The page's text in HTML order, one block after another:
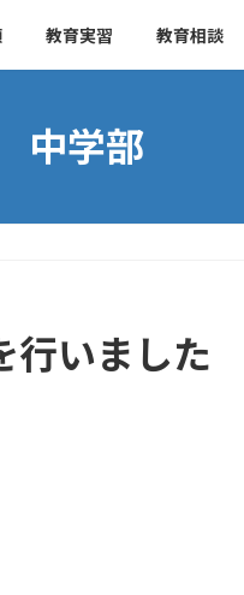
教育実習 教育相談
中学部
行いました